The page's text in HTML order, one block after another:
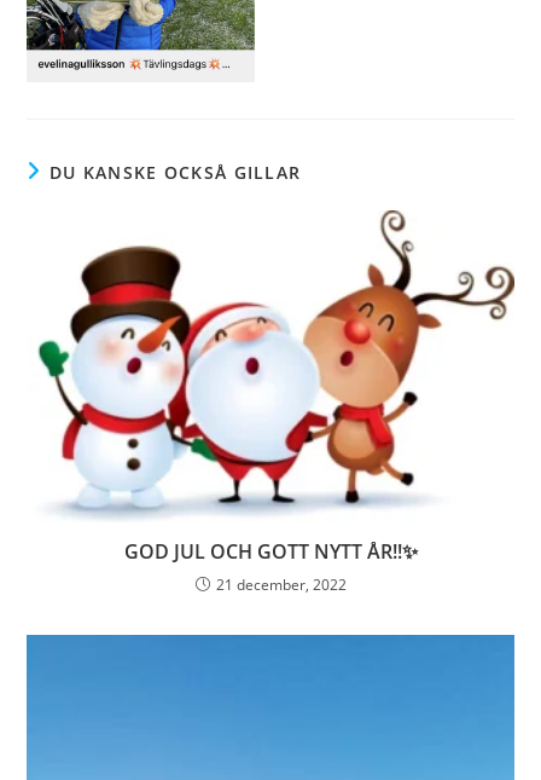
DU KANSKE OCKSÅ GILLAR
GOD JUL OCH GOTT NYTT ÅR!!✨
21 december, 2022